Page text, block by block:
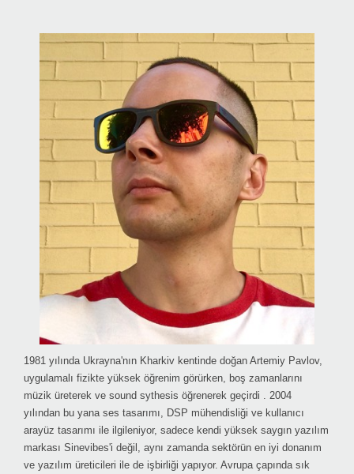
1981 yılında Ukrayna'nın Kharkiv kentinde doğan Artemiy Pavlov,
uygulamalı fizikte yüksek öğrenim görürken, boş zamanlarını
müzik üreterek ve sound sythesis öğrenerek geçirdi . 2004
yılından bu yana ses tasarımı, DSP mühendisliği ve kullanıcı
arayüz tasarımı ile ilgileniyor, sadece kendi yüksek saygın yazılım
markası Sinevibes'i değil, aynı zamanda sektörün en iyi donanım
ve yazılım üreticileri ile de işbirliği yapıyor. Avrupa çapında sık